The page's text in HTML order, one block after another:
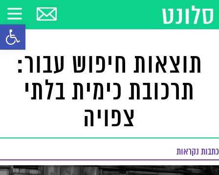
פתח
תוצאות חיפוש עבור:
תרכובת כימית בלתי
צפויה
כתבות נקראות